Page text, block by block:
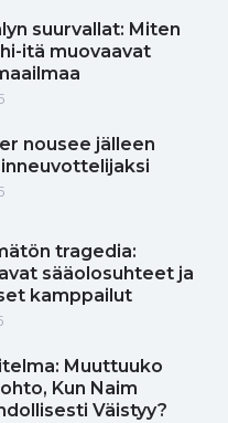
suurvallat: Miten
itä muovaavat
nousee jälleen
tragedia:
sääolosuhteet ja
kamppailut
Muuttuuko
Kun Naim
Väistyy?